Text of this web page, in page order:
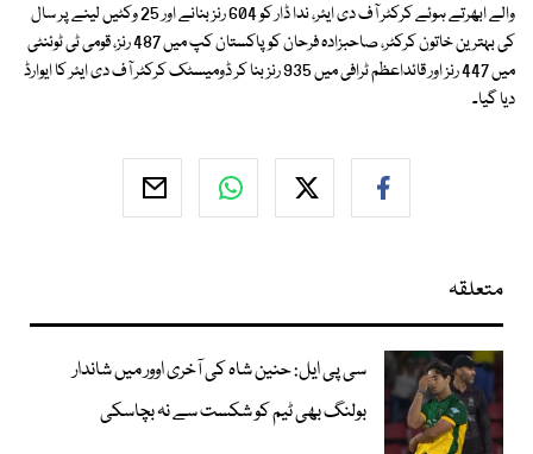
والے ابھرتے ہوئے کرکٹر آف دی ایئر، ندا ڈار کو 604 رنز بنانے اور 25 وکٹیں لینے پر سال
کی بہترین خاتون کرکٹر، صاحبزادہ فرحان کو پاکستان کپ میں 487 رنز، قومی ٹی ٹوئنٹی
میں 447 رنز اور قائداعظم ٹرافی میں 935 رنز بنا کر ڈومیسٹک کرکٹر آف دی ایئر کا ایوارڈ
دیا گیا۔
متعلقہ
سی پی ایل: حنین شاہ کی آخری اوور میں شاندار
بولنگ بھی ٹیم کو شکست سے نہ بچاسکی